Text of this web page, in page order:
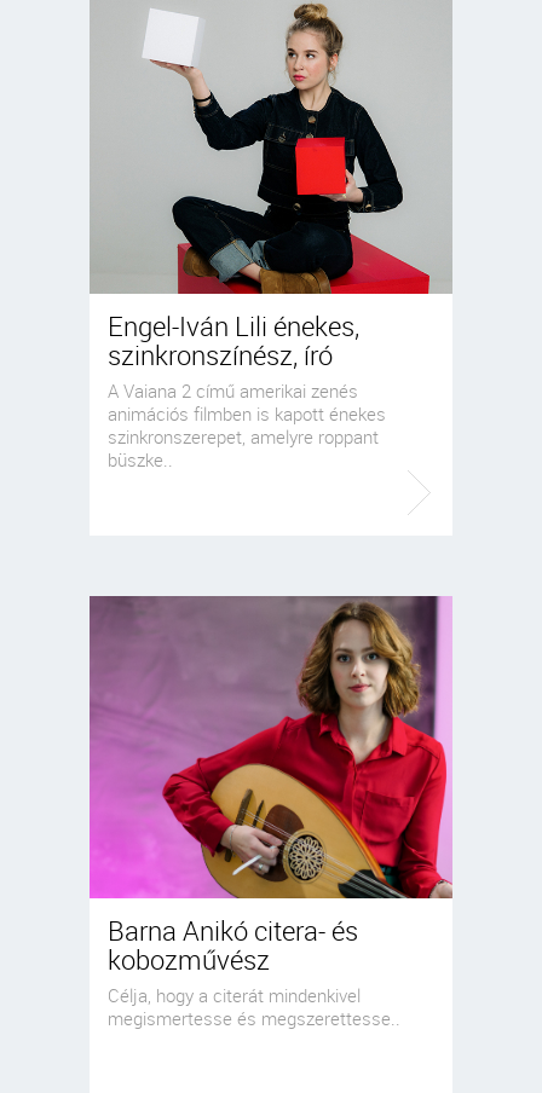
Engel-Iván Lili énekes,
szinkronszínész, író
A Vaiana 2 című amerikai zenés
animációs filmben is kapott énekes
szinkronszerepet, amelyre roppant
büszke..
Barna Anikó citera- és
kobozművész
Célja, hogy a citerát mindenkivel
megismertesse és megszerettesse..